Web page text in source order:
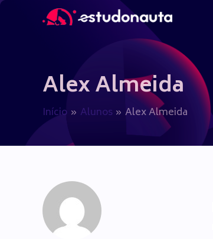
Ir
Alex Almeida
Início Alunos Alex Almeida